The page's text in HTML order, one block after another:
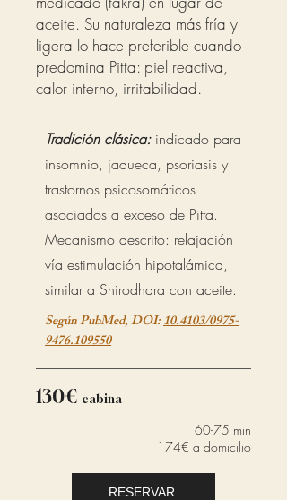
aceite. Su naturaleza más fría y
ligera lo hace preferible cuando
predomina Pitta: piel reactiva,
calor interno, irritabilidad.
Tradición clásica: indicado para
insomnio, jaqueca, psoriasis y
trastornos psicosomáticos
asociados a exceso de Pitta.
Mecanismo descrito: relajación
vía estimulación hipotalámica,
similar a Shirodhara con aceite.
Según PubMed, DOI:10.4103/0975-
9476.109550
130€ cabina
60-75 min
174€ a domicilio
RESERVAR